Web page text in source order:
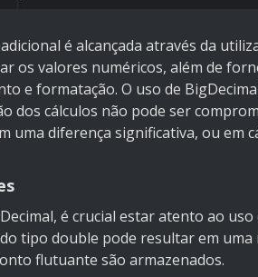
é alcançada através da
os valores numéricos, além de
e formatação. O uso de
dos cálculos não pode ser
uma diferença significativa, ou em
é crucial estar atento ao
tipo double pode resultar em
flutuante são armazenados.